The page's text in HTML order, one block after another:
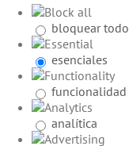
bloquear todo
esenciales
funcionalidad
analítica